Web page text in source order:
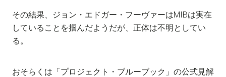
その結果、ジョン・エドガー・フーヴァーはMIBは実在
していることを掴んだようだが、正体は不明としてい
る。
おそらくは「プロジェクト・ブルーブック」の公式見解